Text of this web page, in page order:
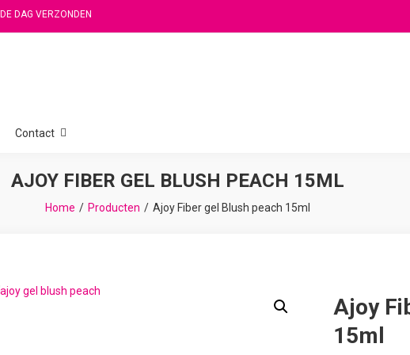
DAG VERZONDEN
Contact
AJOY FIBER GEL BLUSH PEACH 15ML
Home Producten Ajoy Fiber gel Blush peach 15ml
Ajoy
15ml